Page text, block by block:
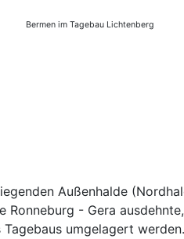
Bermen im Tagebau Lichtenberg
Außenhalde
- Gera
umgelagert